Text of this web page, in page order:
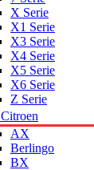
X Serie
X1 Serie
X3 Serie
X4 Serie
X5 Serie
X6 Serie
Z Serie
Citroen
AX
Berlingo
BX